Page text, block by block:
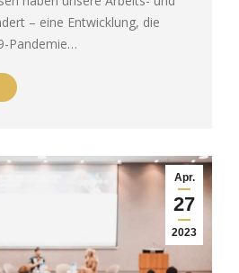
– eine Entwicklung, die
Pandemie…
Apr.
27
2023